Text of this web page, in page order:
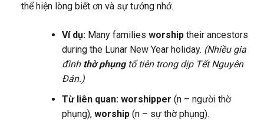
thể hiện lòng biết ơn và sự tưởng nhớ.
Ví dụ:Many families worshiptheir ancestors
during the Lunar New Year holiday. (Nhiều gia
đình thờ phụngtổ tiên trong dịp Tết Nguyên
Đán.)
Từ liên quan: worshipper (n – người thờ
phụng), worship(n – sự thờ phụng).